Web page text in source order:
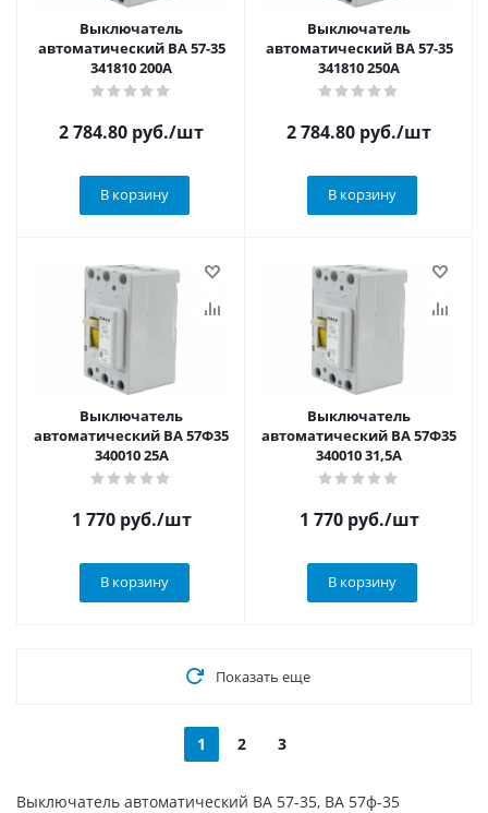
Выключатель
автоматический ВА 57-35
341810 200А
2 784.80 руб./шт
В корзину
Выключатель
автоматический ВА 57-35
341810 250А
2 784.80 руб./шт
В корзину
Выключатель
автоматический ВА 57Ф35
340010 25А
1 770руб./шт
В корзину
Выключатель
автоматический ВА 57Ф35
340010 31,5А
1 770руб./шт
В корзину
Показать еще
1 2 3
Выключатель автоматический ВА 57-35, ВА 57ф-35